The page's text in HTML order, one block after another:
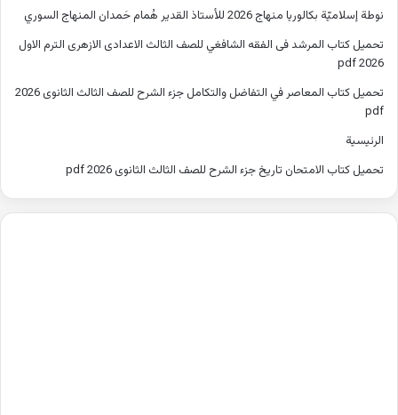
نوطة إسلاميّة بكالوريا منهاج 2026 للأستاذ القدير هُمام حَمدان المنهاج السوري
تحميل كتاب المرشد فى الفقه الشافغي للصف الثالث الاعدادى الازهرى الترم الاول
2026 pdf
تحميل كتاب المعاصر في التفاضل والتكامل جزء الشرح للصف الثالث الثانوى 2026
pdf
الرئيسية
تحميل كتاب الامتحان تاريخ جزء الشرح للصف الثالث الثانوى 2026 pdf